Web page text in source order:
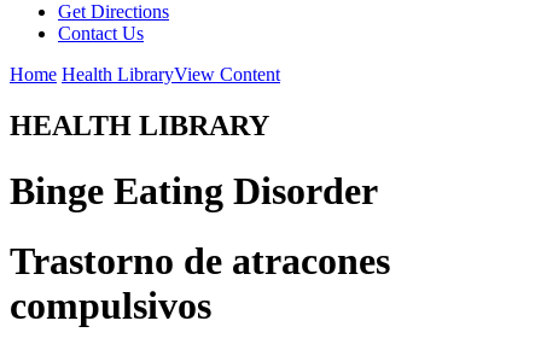
Get Directions
Contact Us
Home Health LibraryView Content
HEALTH LIBRARY
Binge Eating Disorder
Trastorno de atracones
compulsivos